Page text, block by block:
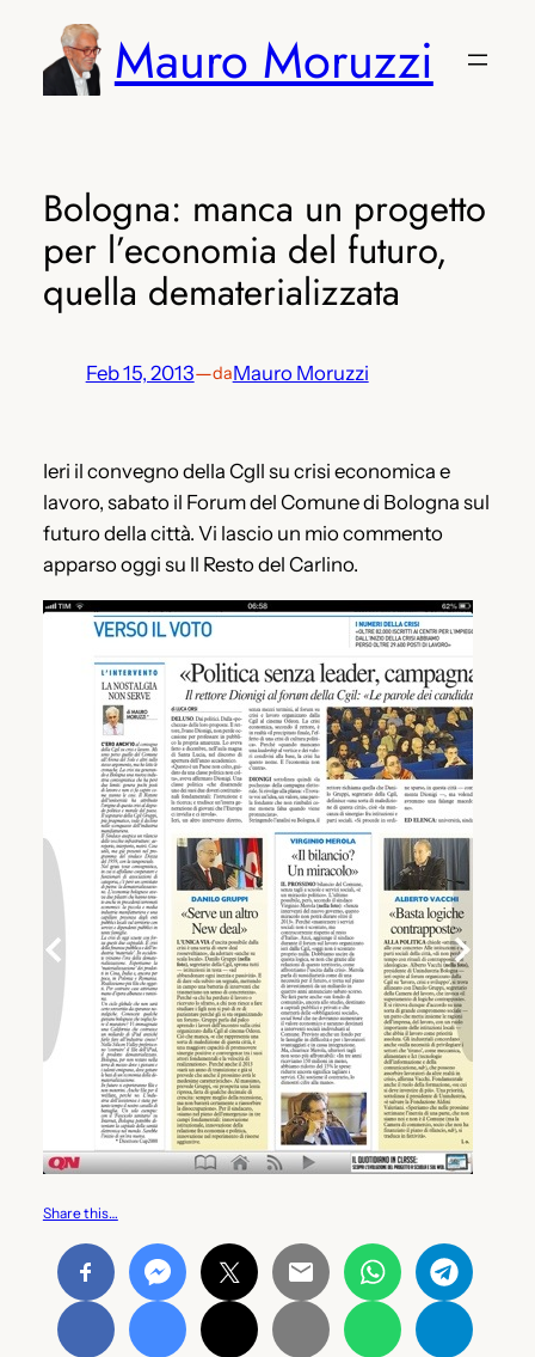
contenuto
Mauro Moruzzi
Bologna: manca un progetto
per l’economia del futuro,
quella dematerializzata
Feb 15, 2013—daMauro Moruzzi
Ieri il convegno della CgIl su crisi economica e
lavoro, sabato il Forum del Comune di Bologna sul
futuro della città. Vi lascio un mio commento
apparso oggi su Il Resto del Carlino.
Share this…